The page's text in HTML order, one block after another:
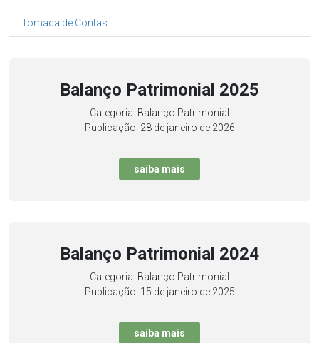
Tomada de Contas
Balanço Patrimonial 2025
Categoria: Balanço Patrimonial
Publicação: 28 de janeiro de 2026
saiba mais
Balanço Patrimonial 2024
Categoria: Balanço Patrimonial
Publicação: 15 de janeiro de 2025
saiba mais